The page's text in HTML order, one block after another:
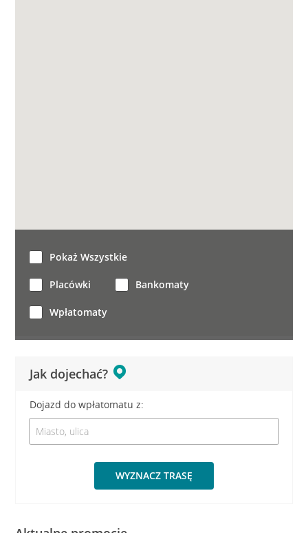
Jak dojechać?
Dojazd do wpłatomatu z:
WYZNACZ TRASĘ
Pokaż Wszystkie
Placówki Bankomaty
Wpłatomaty